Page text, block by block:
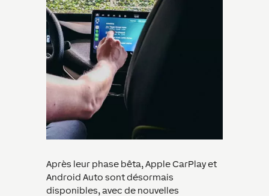
Après leur phase bêta, Apple CarPlay et
Android Auto sont désormais
disponibles, avec de nouvelles